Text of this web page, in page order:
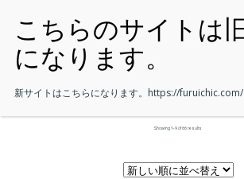
Showing 1–9 of 66 results
新サイトはこちらになります。 https://furuichic.com/